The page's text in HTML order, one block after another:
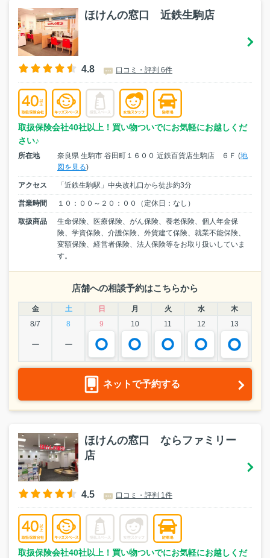
ほけんの窓口 近鉄生駒店
4.8 口コミ・評判 6件
取扱保険会社40社以上！買い物ついでにお気軽にお越しくだ
さい♪
所在地 奈良県 生駒市 谷田町１６００ 近鉄百貨店生駒店 ６Ｆ (地
図を見る)
アクセス 「近鉄生駒駅」中央改札口から徒歩約3分
営業時間 １０：００～２０：００（定休日：なし）
取扱商品
生命保険、医療保険、がん保険、養老保険、個人年金保
険、学資保険、介護保険、外貨建て保険、就業不能保険、
変額保険、経営者保険、法人保険等をお取り扱いしていま
す。
店舗への相談予約はこちらから
金 土 日 月 火 水
木
8/7
8 9 10 11 12 13
ー ー
ネットで予約する
ほけんの窓口 ならファミリー
店
4.5 口コミ・評判 1件
取扱保険会社40社以上！買い物ついでにお気軽にお越しくだ